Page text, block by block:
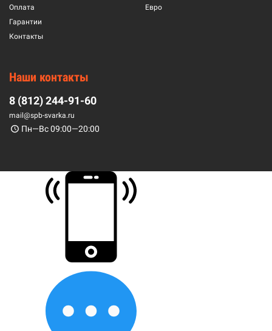
Оплата
Гарантии
Контакты
Евро
Наши контакты
8 (812) 244-91-60
mail@spb-svarka.ru
Пн—Вс 09:00—20:00